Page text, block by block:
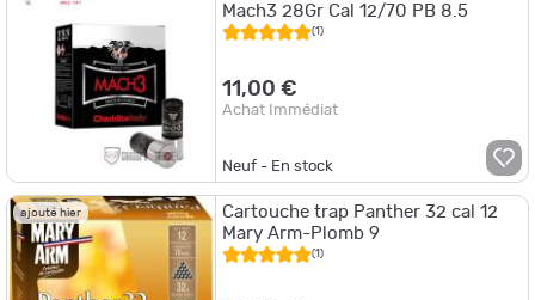
Mach3 28Gr Cal 12/70 PB 8.5
(1)
11,00 €
Achat Immédiat
Neuf - En stock
ajouté hier
Cartouche trap Panther 32 cal 12
Mary Arm-Plomb 9
(1)